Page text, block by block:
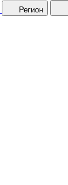
Регион